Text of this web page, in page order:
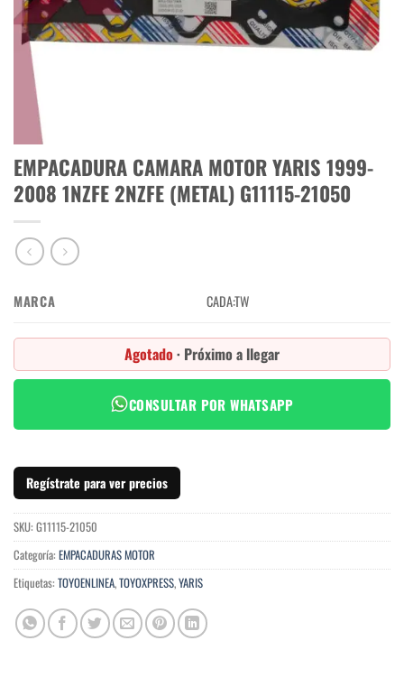
EMPACADURA CAMARA MOTOR YARIS 1999-
2008 1NZFE 2NZFE (METAL) G11115-21050
MARCA CADA:TW
Agotado · Próximo a llegar
CONSULTAR POR WHATSAPP
Regístrate para ver precios
SKU: G11115-21050
Categoría: EMPACADURAS MOTOR
Etiquetas: TOYOENLINEA,TOYOXPRESS,YARIS